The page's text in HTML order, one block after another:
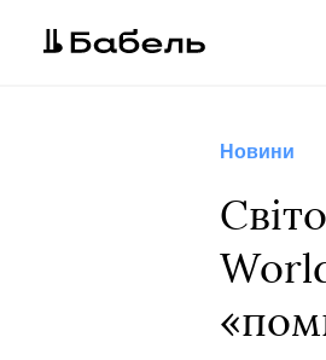
Новини